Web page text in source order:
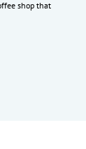
shop that